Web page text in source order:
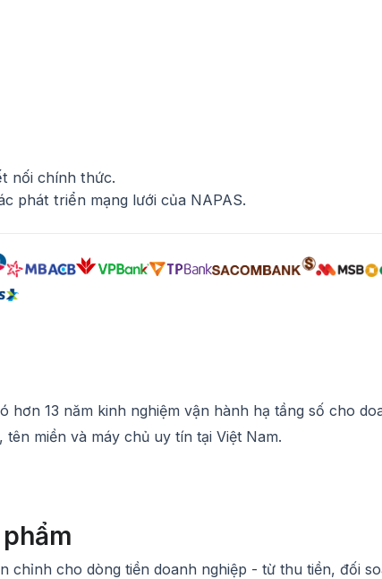
nối chính thức.
phát triển mạng lưới của NAPAS.
hơn 13 năm kinh nghiệm vận hành hạ tầng số cho
miền và máy chủ uy tín tại Việt Nam.
chỉnh cho dòng tiền doanh nghiệp - từ thu tiền, đối